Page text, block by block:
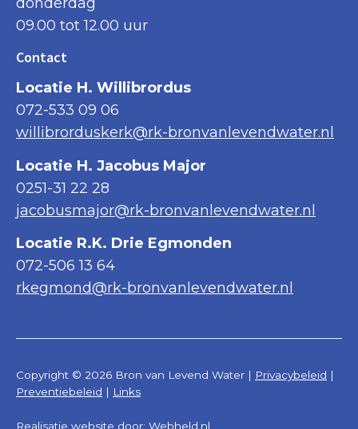
09.00 tot 12.00 uur
Contact
Locatie H. Willibrordus
072-533 09 06
willibrorduskerk@rk-bronvanlevendwater.nl
Locatie H. Jacobus Major
0251-31 22 28
jacobusmajor@rk-bronvanlevendwater.nl
Locatie R.K. Drie Egmonden
072-506 13 64
rkegmond@rk-bronvanlevendwater.nl
Copyright © 2026 Bron van Levend Water | Privacybeleid |
Preventiebeleid | Links
Realisatie website door: Webheld.nl